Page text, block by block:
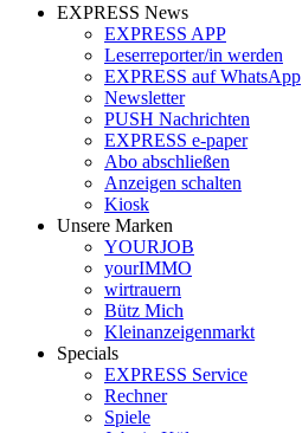
EXPRESS News
EXPRESS APP
Leserreporter/in werden
EXPRESS auf WhatsApp
Newsletter
PUSH Nachrichten
EXPRESS e-paper
Abo abschließen
Anzeigen schalten
Kiosk
Unsere Marken
YOURJOB
yourIMMO
wirtrauern
Bütz Mich
Kleinanzeigenmarkt
Specials
EXPRESS Service
Rechner
Spiele